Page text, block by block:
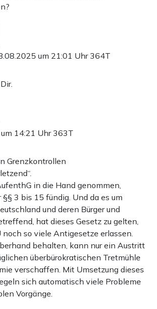
um 21:01 Uhr364T
14:21 Uhr363T
Grenzkontrollen
in die Hand genommen,
3 bis 15 fündig. Und da es um
und deren Bürger und
hat dieses Gesetz zu gelten,
noch so viele Antigesetze erlassen.
behalten, kann nur ein Austritt
überbürokratischen Tretmühle
verschaffen. Mit Umsetzung dieses
sich automatisch viele Probleme
Vorgänge.